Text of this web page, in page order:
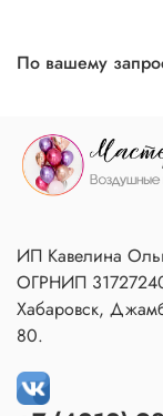
По вашему
ИП Кавелина
ОГРНИП
Хабаровск,
80.